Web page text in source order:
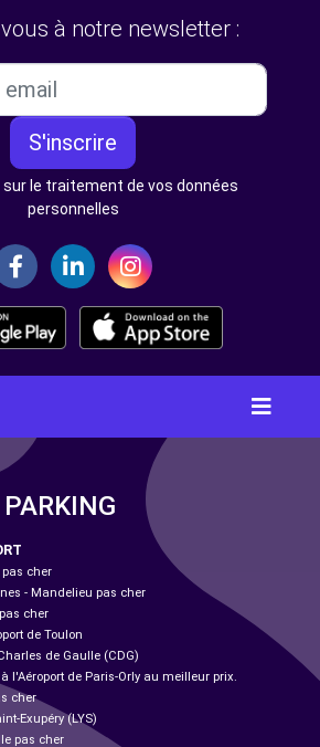
à notre newsletter :
S'inscrire
le traitement de vos données
personnelles
cher
- Mandelieu pas cher
cher
de Toulon
de Gaulle (CDG)
l'Aéroport de Paris-Orly au meilleur prix.
cher
Exupéry (LYS)
pas cher